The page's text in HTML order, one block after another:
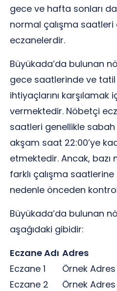
gece ve hafta sonları
normal çalışma saatleri
eczanelerdir.
Büyükada’da bulunan
gece saatlerinde ve tatil
ihtiyaçlarını karşılamak
vermektedir. Nöbetçi
saatleri genellikle sabah
akşam saat 22:00’ye
etmektedir. Ancak,
farklı çalışma
nedenle önceden
Büyükada’da bulunan
aşağıdaki gibidir:
Eczane Adı Adres
Eczane 1
Örnek Adres
Eczane 2
Örnek